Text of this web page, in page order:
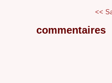
<<
commentaires